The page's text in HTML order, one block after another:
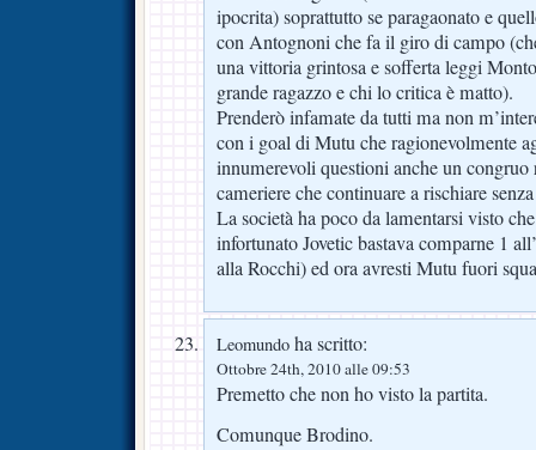
ipocrita) soprattutto se paragaonato e
con Antognoni che fa il giro di campo
una vittoria grintosa e sofferta leggi
grande ragazzo e chi lo critica è matto).
Prenderò infamate da tutti ma non
con i goal di Mutu che ragionevolmente
innumerevoli questioni anche un congruo
cameriere che continuare a rischiare
La società ha poco da lamentarsi visto
infortunato Jovetic bastava comparne 1
alla Rocchi) ed ora avresti Mutu fuori
Leomundo ha scritto:
Ottobre 24th, 2010 alle 09:53
Premetto che non ho visto la partita.
Comunque Brodino.